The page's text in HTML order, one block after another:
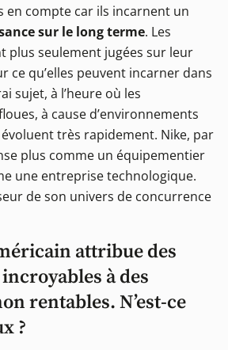
en compte car ils incarnent un
sur le long terme. Les
plus seulement jugées sur leur
ce qu’elles peuvent incarner dans
sujet, à l’heure où les
à cause d’environnements
très rapidement. Nike, par
plus comme un équipementier
une entreprise technologique.
de son univers de concurrence
attribue des
à des
rentables. N’est-ce
?